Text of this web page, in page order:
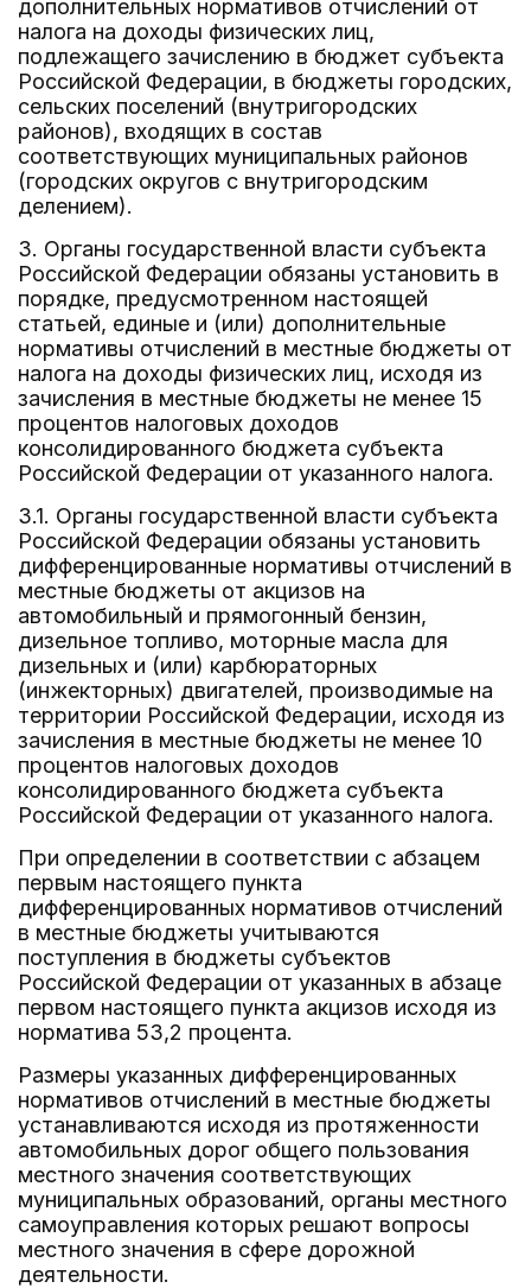
дополнительных нормативов отчислений от
налога на доходы физических лиц,
подлежащего зачислению в бюджет субъекта
Российской Федерации, в бюджеты городских,
сельских поселений (внутригородских
районов), входящих в состав
соответствующих муниципальных районов
(городских округов с внутригородским
делением).
3. Органы государственной власти субъекта
Российской Федерации обязаны установить в
порядке, предусмотренном настоящей
статьей, единые и (или) дополнительные
нормативы отчислений в местные бюджеты от
налога на доходы физических лиц, исходя из
зачисления в местные бюджеты не менее 15
процентов налоговых доходов
консолидированного бюджета субъекта
Российской Федерации от указанного налога.
3.1. Органы государственной власти субъекта
Российской Федерации обязаны установить
дифференцированные нормативы отчислений в
местные бюджеты от акцизов на
автомобильный и прямогонный бензин,
дизельное топливо, моторные масла для
дизельных и (или) карбюраторных
(инжекторных) двигателей, производимые на
территории Российской Федерации, исходя из
зачисления в местные бюджеты не менее 10
процентов налоговых доходов
консолидированного бюджета субъекта
Российской Федерации от указанного налога.
При определении в соответствии с абзацем
первым настоящего пункта
дифференцированных нормативов отчислений
в местные бюджеты учитываются
поступления в бюджеты субъектов
Российской Федерации от указанных в абзаце
первом настоящего пункта акцизов исходя из
норматива 53,2 процента.
Размеры указанных дифференцированных
нормативов отчислений в местные бюджеты
устанавливаются исходя из протяженности
автомобильных дорог общего пользования
местного значения соответствующих
муниципальных образований, органы местного
самоуправления которых решают вопросы
местного значения в сфере дорожной
деятельности.